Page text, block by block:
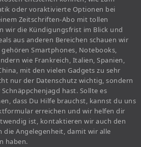
oder voraktivierte Optionen bei
Zeitschriften-Abo mit tollen
wir die Kündigungsfrist im Blick und
aus anderen Bereichen schauen wir
gehören Smartphones, Notebooks,
wie Frankreich, Italien, Spanien,
mit den vielen Gadgets zu sehr
nur der Datenschutz wichtig, sondern
hast. Sollte es
dass Du Hilfe brauchst, kannst du uns
erreichen und wir helfen dir
ist, kontaktieren wir auch den
die Angelegenheit, damit wir alle
haben.